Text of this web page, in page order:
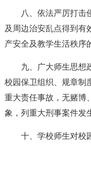
八、依法严厉打击
及周边治安乱点得到有
产安全及教学生活秩序
九、广大师生思想
校园保卫组织、规章制
重大责任事故，无赌博
象，列重大刑事案件发
十、学校师生对校